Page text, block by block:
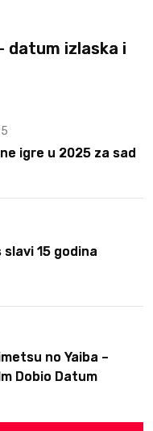
datum izlaska i
igre u 2025 za sad
15 godina
no Yaiba –
Dobio Datum